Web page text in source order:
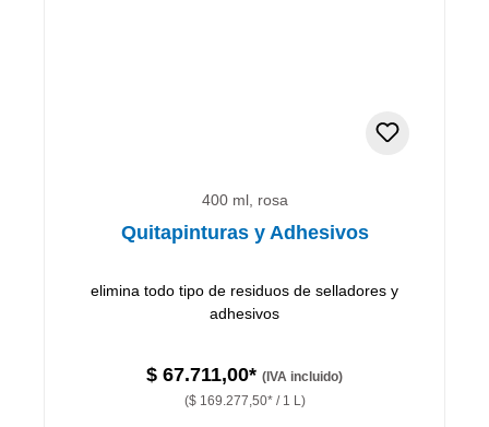
400 ml, rosa
Quitapinturas y Adhesivos
elimina todo tipo de residuos de selladores y
adhesivos
$ 67.711,00* (IVA incluido)
($ 169.277,50* / 1 L)